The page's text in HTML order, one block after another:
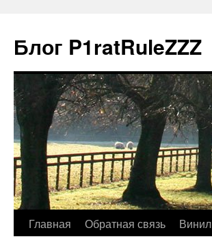
Блог P1ratRuleZZZ
Главная Обратная связь Винил